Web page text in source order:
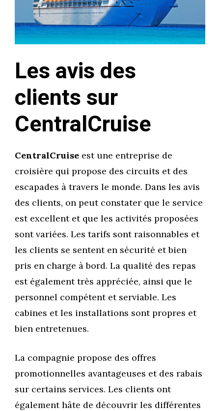
Les avis des
clients sur
CentralCruise
CentralCruise est une entreprise de
croisière qui propose des circuits et des
escapades à travers le monde. Dans les avis
des clients, on peut constater que le service
est excellent et que les activités proposées
sont variées. Les tarifs sont raisonnables et
les clients se sentent en sécurité et bien
pris en charge à bord. La qualité des repas
est également très appréciée, ainsi que le
personnel compétent et serviable. Les
cabines et les installations sont propres et
bien entretenues.
La compagnie propose des offres
promotionnelles avantageuses et des rabais
sur certains services. Les clients ont
également hâte de découvrir les différentes